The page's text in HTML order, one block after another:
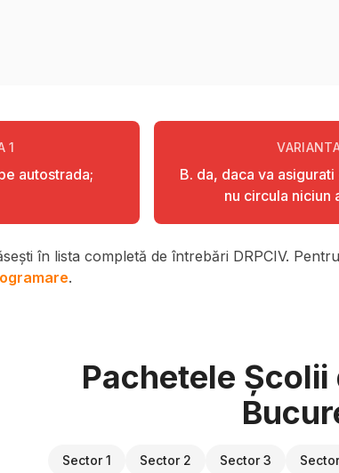
1
autostrada;
B. da, daca va
nu circula niciun
în lista completă de întrebări DRPCIV.
.
Pachetele Școlii
Sector 1 Sector 2 Sector 3